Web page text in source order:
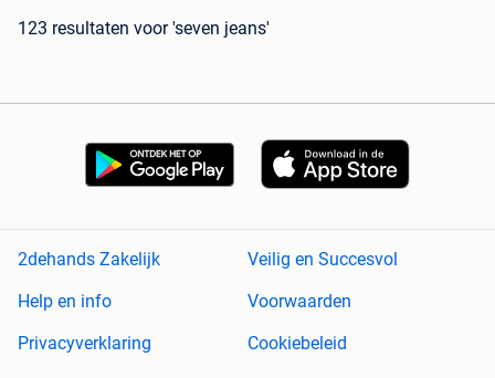
123 resultaten voor 'seven jeans'
2dehands Zakelijk
Veilig en Succesvol
Help en info
Voorwaarden
Privacyverklaring
Cookiebeleid